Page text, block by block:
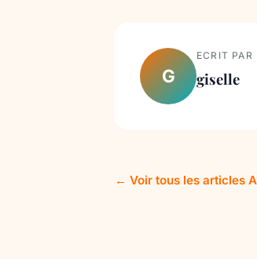
G
ECRIT PAR
giselle
← Voir tous les articles